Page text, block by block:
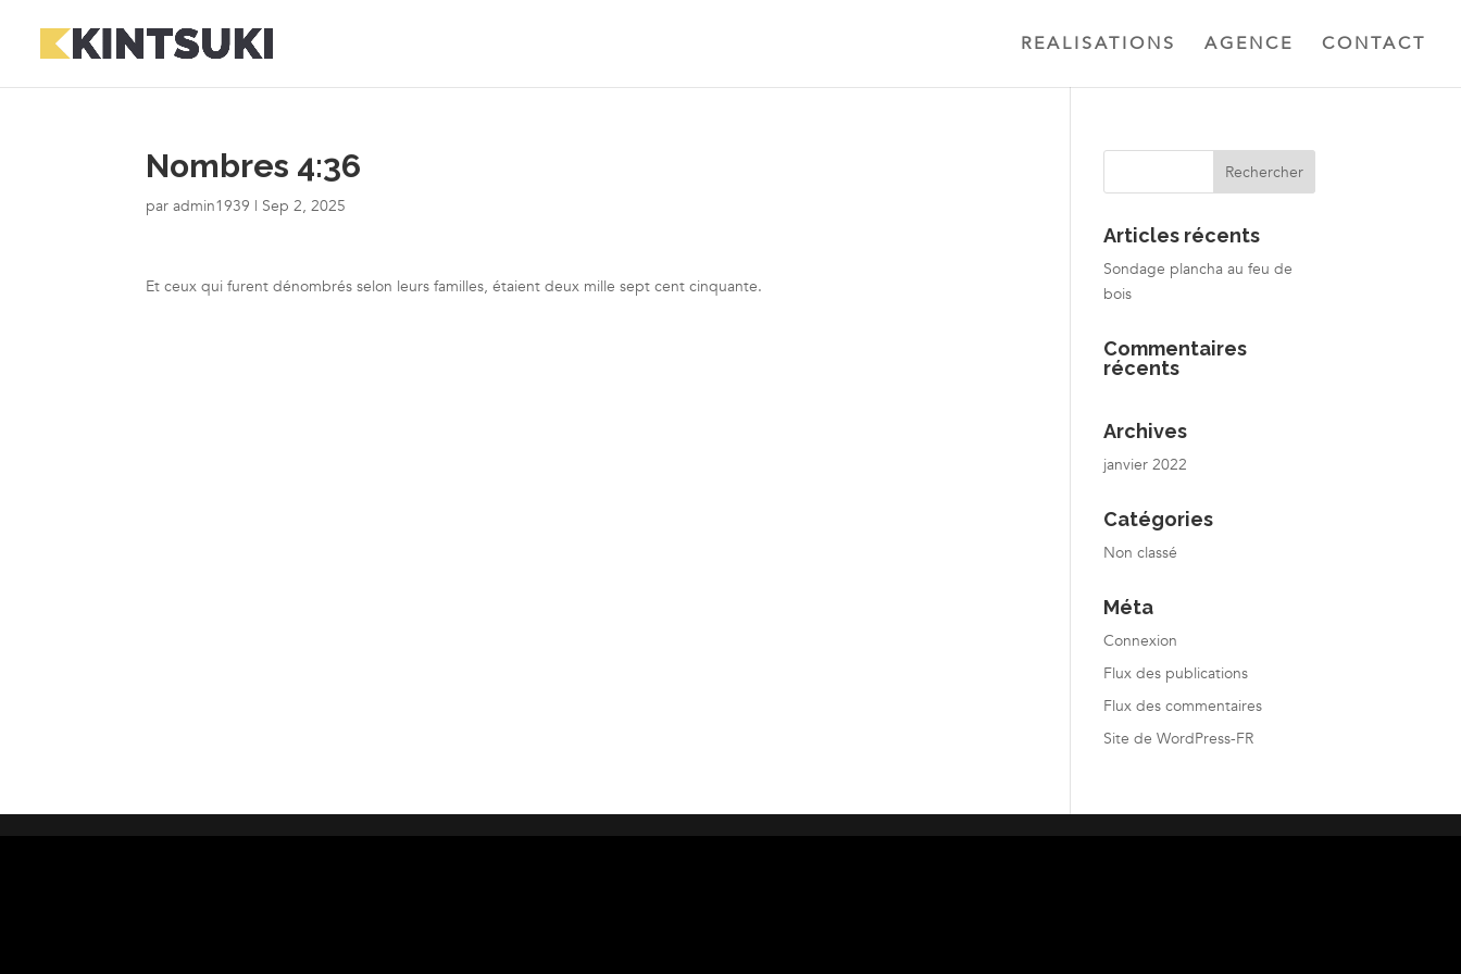
REALISATIONS AGENCE CONTACT
Nombres 4:36
paradmin1939 | Sep 2, 2025
Et ceux qui furent dénombrés selon leurs familles, étaient deux mille sept cent cinquante.
Articles récents
Sondage plancha au feu de
bois
Commentaires
récents
Archives
janvier 2022
Catégories
Non classé
Méta
Connexion
Flux des publications
Flux des commentaires
Site de WordPress-FR